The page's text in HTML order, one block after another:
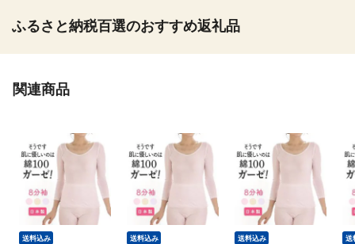
ふるさと納税百選のおすすめ返礼品
関連商品
送料込み 送料込み 送料込み 送